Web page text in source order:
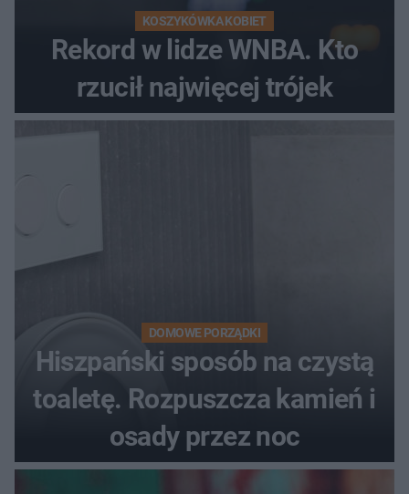
KOSZYKÓWKA KOBIET
Rekord w lidze WNBA. Kto
rzucił najwięcej trójek
DOMOWE PORZĄDKI
Hiszpański sposób na czystą
toaletę. Rozpuszcza kamień i
osady przez noc